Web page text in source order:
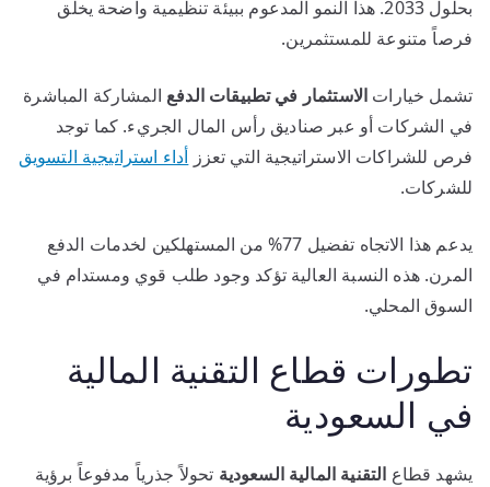
بحلول 2033. هذا النمو المدعوم ببيئة تنظيمية واضحة يخلق
فرصاً متنوعة للمستثمرين.
تشمل خيارات الاستثمار في تطبيقات الدفع المشاركة المباشرة
في الشركات أو عبر صناديق رأس المال الجريء. كما توجد
فرص للشراكات الاستراتيجية التي تعزز أداء استراتيجية التسويق
للشركات.
يدعم هذا الاتجاه تفضيل 77% من المستهلكين لخدمات الدفع
المرن. هذه النسبة العالية تؤكد وجود طلب قوي ومستدام في
السوق المحلي.
تطورات قطاع التقنية المالية
في السعودية
يشهد قطاع التقنية المالية السعودية تحولاً جذرياً مدفوعاً برؤية